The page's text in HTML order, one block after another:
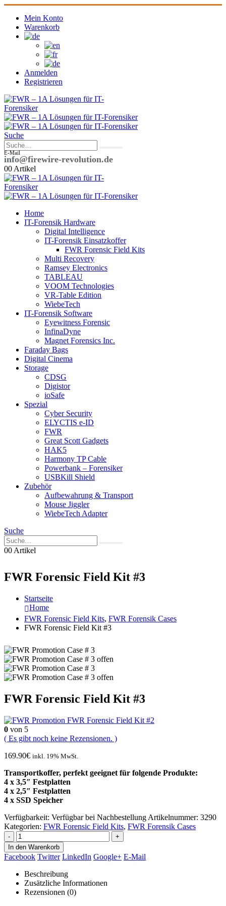
Mein Konto
Warenkorb
Anmelden
Registrieren
Suche
E-Mail
info@firewire-revolution.de
00 Artikel
Home
IT-Forensik Hardware
Digital Intelligence
IT-Forensik Einsatzkoffer
FWR Forensic Field Kits
Multi Recovery
Ramsey Electronics
TABLEAU
VOOM Technologies
VR-Table Edition
WiebeTech
IT-Forensik Software
Eyewitness Forensic
InfinaDyne
Magnet Forensics Inc.
Faraday Bags
Digital Cinema
Storage
CDSG
Digistor
ioSafe
Spezial
Cyber Security
ELYCTIS e-ID
FWR
Great Scott Gadgets
HAK5
Harmony TP Cable
Powerbank – Forensiker
USBKill Shield
Zubehör
Aufbewahrung & Transport
Mouse Jiggler
WiebeTech Adapter
Suche
00 Artikel
FWR Forensic Field Kit #3
Startseite
Home
FWR Forensic Field Kits, FWR Forensik Cases
FWR Forensic Field Kit #3
FWR Forensic Field Kit #3
FWR Forensic Field Kit #2
0 von 5
( Es gibt noch keine Rezensionen. )
169.90€ inkl. 19% MwSt.
Transportkoffer, perfekt geeignet für folgende Produkte:
4 x 3,5″ Festplatten
4 x 2,5″ Festplatten
4 x SSD Speicher
Verfügbarkeit: Verfügbar bei Nachbestellung Artikelnummer: 3290
Kategorien: FWR Forensic Field Kits, FWR Forensik Cases
-
+
In den Warenkorb
Facebook Twitter LinkedIn Google+ E-Mail
Beschreibung
Zusätzliche Informationen
Rezensionen (0)